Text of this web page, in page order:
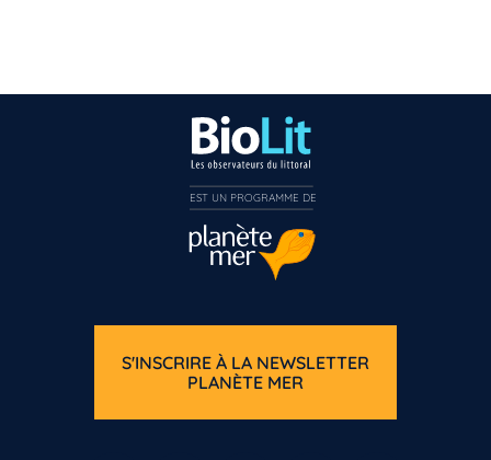
S'INSCRIRE À LA NEWSLETTER
PLANÈTE MER